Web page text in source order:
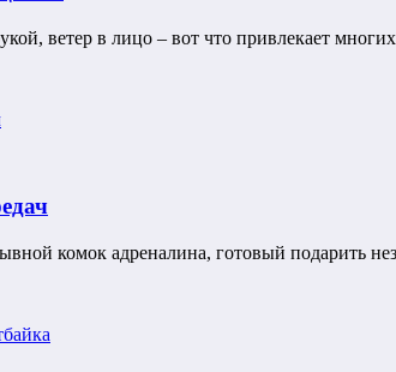
ветер в лицо – вот что привлекает
комок адреналина, готовый подарить